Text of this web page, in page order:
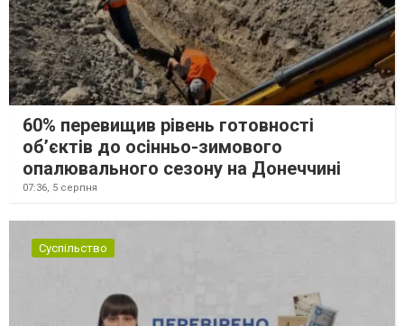
60% перевищив рівень готовності
об’єктів до осінньо-зимового
опалювального сезону на Донеччині
07:36, 5 серпня
Суспільство